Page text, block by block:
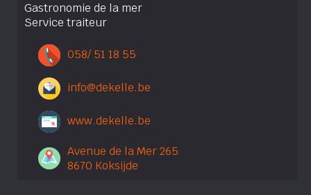
Gastronomie de la mer
Service traiteur
058/ 51 18 55
info@dekelle.be
www.dekelle.be
Avenue de la Mer 265
8670 Koksijde